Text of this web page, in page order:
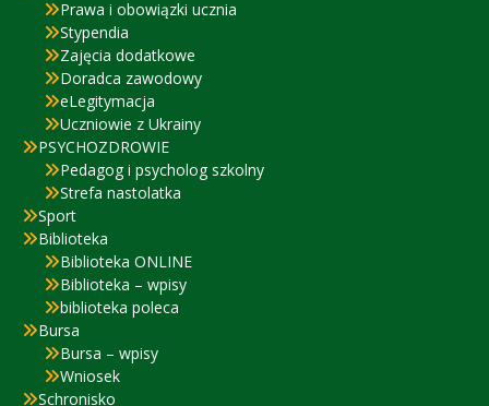
Prawa i obowiązki ucznia
Stypendia
Zajęcia dodatkowe
Doradca zawodowy
eLegitymacja
Uczniowie z Ukrainy
PSYCHOZDROWIE
Pedagog i psycholog szkolny
Strefa nastolatka
Sport
Biblioteka
Biblioteka ONLINE
Biblioteka – wpisy
biblioteka poleca
Bursa
Bursa – wpisy
Wniosek
Schronisko